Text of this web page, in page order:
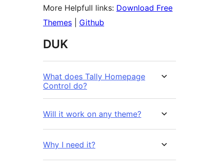
More Helpfull links: Download Free
Themes
Github
DUK
What does Tally Homepage
Control do?
Will it work on any theme?
Why I need it?